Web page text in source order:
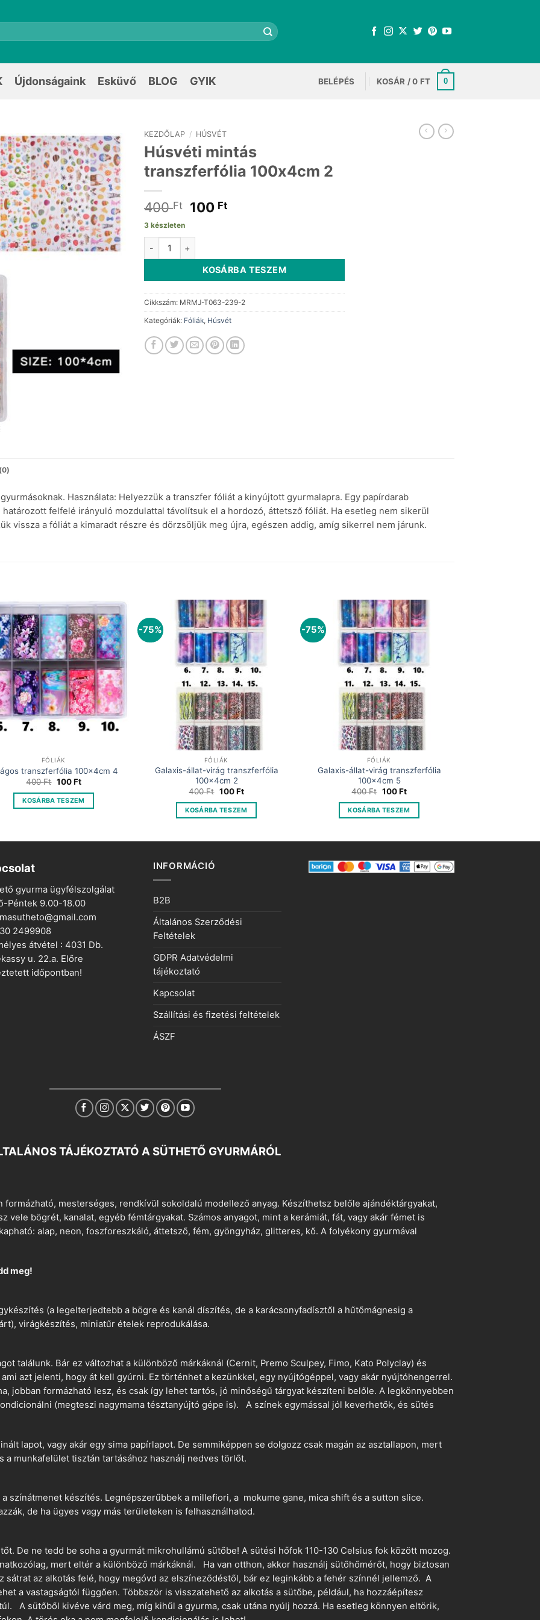
Újdonságaink Esküvő BLOG GYIK BELÉPÉS KOSÁR /0 FT 0
KEZDŐLAP / HÚSVÉT
Húsvéti mintás
transzferfólia 100x4cm 2
400Ft
Original
was:
400 Ft.
100 FtCurrent
3 készleten
KOSÁRBA TESZEM
Cikkszám: MRMJ-T063-239-2
Kategóriák: Fóliák Húsvét
Használata: Helyezzük a transzfer fóliát a kinyújtott gyurmalapra. Egy papírdarab
felfelé irányuló mozdulattal távolítsuk el a hordozó, áttetsző fóliát. Ha esetleg nem sikerül
vissza a fóliát a kimaradt részre és dörzsöljük meg újra, egészen addig, amíg sikerrel nem járunk.
FÓLIÁK
transzferfólia 100x4cm 4
400Ft Original
was:
400 Ft.
100FtCurrent
is:
100 Ft.
KOSÁRBA TESZEM
-75%
FÓLIÁK
Galaxis-állat-virág transzferfólia
100x4cm 2
400Ft Original
was:
400 Ft.
100FtCurrent
is:
100 Ft.
KOSÁRBA TESZEM
-75%
FÓLIÁK
Galaxis-állat-virág transzferfólia
100x4cm 5
400Ft Original
was:
400 Ft.
100FtCurrent
is:
100 Ft.
KOSÁRBA TESZEM
gyurma ügyfélszolgálat
Péntek 9.00-18.00
2499908
átvétel : 4031 Db.
u. 22.a. Előre
időpontban!
INFORMÁCIÓ
B2B
Általános Szerződési
Feltételek
GDPR Adatvédelmi
tájékoztató
Kapcsolat
Szállítási és fizetési feltételek
ÁSZF
TÁJÉKOZTATÓ A SÜTHETŐ GYURMÁRÓL
mesterséges, rendkívül sokoldalú modellező anyag. Készíthetsz belőle ajándéktárgyakat,
vele bögrét, kanalat, egyéb fémtárgyakat. Számos anyagot, mint a kerámiát, fát, vagy akár fémet is
alap, neon, foszforeszkáló, áttetsző, fém, gyöngyház, glitteres, kő. A folyékony gyurmával
meg!
(a legelterjedtebb a bögre és kanál díszítés, de a karácsonyfadísztől a hűtőmágnesig a
virágkészítés, miniatűr ételek reprodukálása.
találunk. Bár ez változhat a különböző márkáknál (Cernit, Premo Sculpey, Fimo, Kato Polyclay) és
azt jelenti, hogy át kell gyúrni. Ez történhet a kezünkkel, egy nyújtógéppel, vagy akár nyújtóhengerrel.
jobban formázható lesz, és csak így lehet tartós, jó minőségű tárgyat készíteni belőle. A legkönnyebben
(megteszi nagymama tésztanyújtó gépe is). A színek egymással jól keverhetők, és sütés
lapot, vagy akár egy sima papírlapot. De semmiképpen se dolgozz csak magán az asztallapon, mert
a munkafelület tisztán tartásához használj nedves törlőt.
színátmenet készítés. Legnépszerűbbek a millefiori, a mokume gane, mica shift és a sutton slice.
de ha ügyes vagy más területeken is felhasználhatod.
De ne tedd be soha a gyurmát mikrohullámú sütőbe! A sütési hőfok 110-130 Celsius fok között mozog.
mert eltér a különböző márkáknál. Ha van otthon, akkor használj sütőhőmérőt, hogy biztosan
az alkotás felé, hogy megóvd az elszíneződéstől, bár ez leginkább a fehér színnél jellemző. A
a vastagságtól függően. Többször is visszatehető az alkotás a sütőbe, például, ha hozzáépítesz
A sütőből kivéve várd meg, míg kihűl a gyurma, csak utána nyúlj hozzá. Ha esetleg könnyen eltörik,